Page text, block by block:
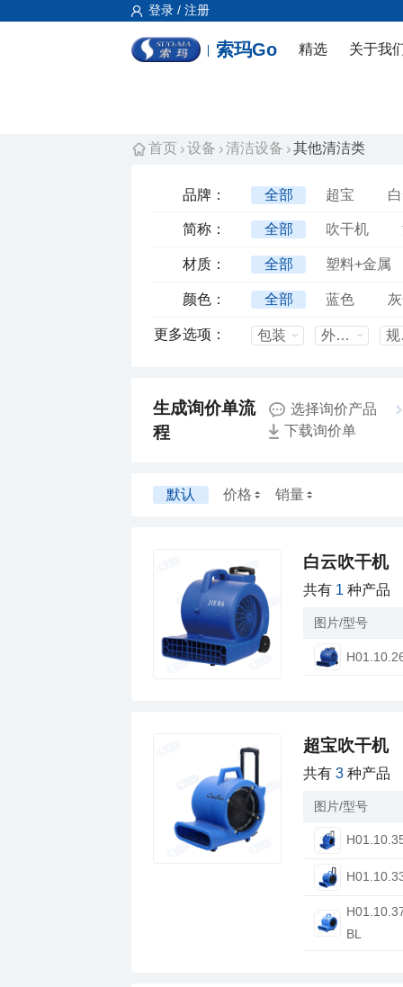
登录 / 注册
索玛Go 精选 关于我
首页 设备 清洁设备 其他清洁类
品牌： 全部 超宝
简称： 全部 吹干机
材质： 全部 塑料+金属
颜色： 全部 蓝色
更多选项： 包装 外箱尺寸mm
程
选择询价产品
下载询价单
默认 价格 销量
白云吹干机
共有 1 种产品
图片/型号
超宝吹干机
共有3 种产品
图片/型号
BL